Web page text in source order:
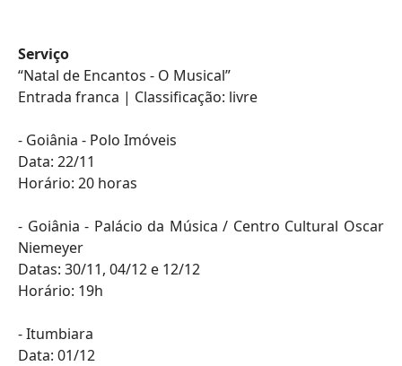
Serviço
“Natal de Encantos - O Musical”
Entrada franca | Classificação: livre
- Goiânia - Polo Imóveis
Data: 22/11
Horário: 20 horas
- Goiânia - Palácio da Música / Centro Cultural Oscar
Niemeyer
Datas: 30/11, 04/12 e 12/12
Horário: 19h
- Itumbiara
Data: 01/12